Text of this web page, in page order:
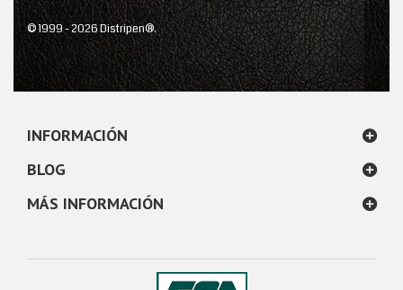
© 1999 - 2026 Distripen®.
INFORMACIÓN
BLOG
MÁS INFORMACIÓN